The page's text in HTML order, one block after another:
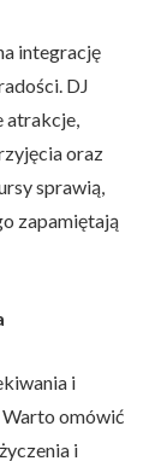
integrację
DJ
atrakcje,
oraz
sprawią,
zapamiętają
i
omówić
i